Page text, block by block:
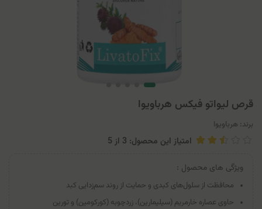
قرص لیواتو فیکس هرباویوا
برند: هرباویوا
امتیاز این محصول: 3 از 5
ویژگی های محصول :
محافظت از سلول‌های کبدی و حمایت از روند سم‌زدایی کبد
حاوی عصاره خارمریم (سیلیمارین)، زردچوبه (کورکومین) و تورین